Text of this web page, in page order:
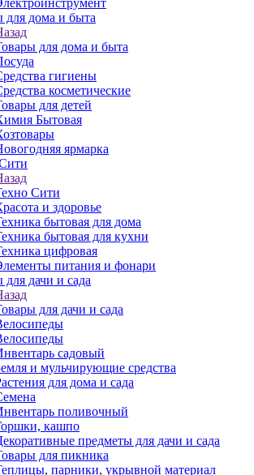
для дома и быта
для дома и быта
гигиены
косметические
для детей
Бытовая
ярмарка
Сити
и здоровье
бытовая для дома
бытовая для кухни
цифровая
питания и фонари
для дачи и сада
для дачи и сада
садовый
и мульчирующие средства
для дома и сада
поливочный
кашпо
предметы для дачи и сада
для пикника
парники, укрывной материал